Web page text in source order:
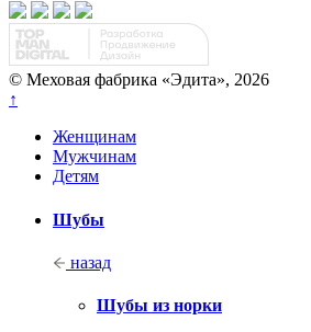
© Меховая фабрика «Эдита», 2026
↑
Женщинам
Мужчинам
Детям
Шубы
назад
Шубы из норки